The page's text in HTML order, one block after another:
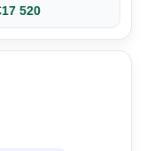
520